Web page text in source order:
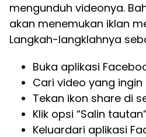
mengunduh videonya.
akan menemukan iklan
Langkah-langklahnya
Buka aplikasi
Cari video yang ingin
Tekan ikon share di
Klik opsi “Salin
Keluardari aplikasi